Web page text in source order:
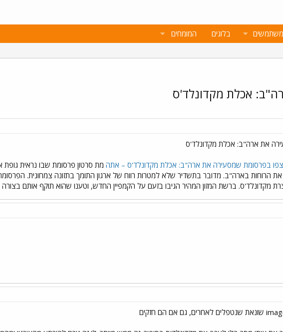
משתמשים בלוגים המומחים
אכלת מקדונלד'ס
את ארה"ב: אכלת מקדונלד'ס
צפו בפרסומת שמסעירה את ארה"ב: אכלת מקדונלד'ס – אתה מת סרטון פרסומת שבו נראית
הרוחות בארה"ב. מדובר בתשדיר שלא למטרות רווח של ארגון התומך בתזונה צמחונית.
מקדונלד'ס. ברשת המזון המהיר הגיבו בזעם על הקמפיין החדש, וטענו שהוא תוקף אותם בצורה